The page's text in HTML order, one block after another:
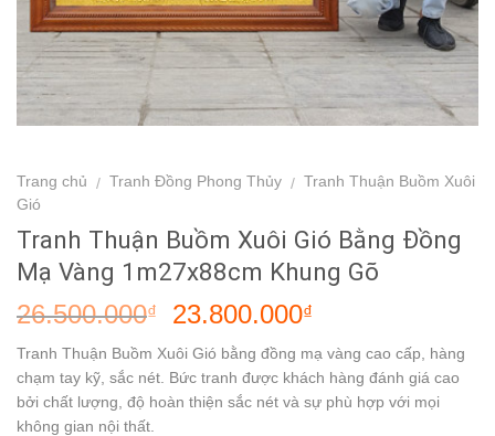
Trang chủ / Tranh Đồng Phong Thủy / Tranh Thuận Buồm Xuôi
Gió
Tranh Thuận Buồm Xuôi Gió Bằng Đồng
Mạ Vàng 1m27x88cm Khung Gõ
26.500.000₫ 23.800.000₫
Tranh Thuận Buồm Xuôi Gió bằng đồng mạ vàng cao cấp, hàng
chạm tay kỹ, sắc nét. Bức tranh được khách hàng đánh giá cao
bởi chất lượng, độ hoàn thiện sắc nét và sự phù hợp với mọi
không gian nội thất.